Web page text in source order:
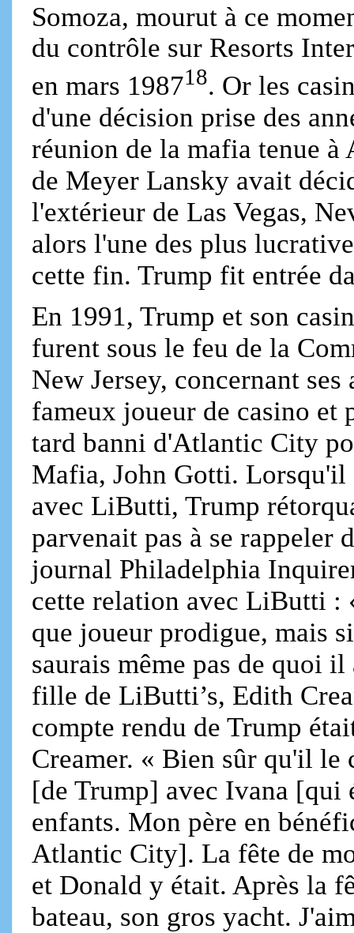
Somoza, mourut à ce
du contrôle sur Resorts
en mars 198718. Or les
d'une décision prise des
réunion de la mafia tenue
de Meyer Lansky avait
l'extérieur de Las Vegas,
alors l'une des plus
cette fin. Trump fit entrée
En 1991, Trump et son
furent sous le feu de la
New Jersey, concernant
fameux joueur de casino et
tard banni d'Atlantic City
Mafia, John Gotti. Lorsqu'il
avec LiButti, Trump
parvenait pas à se rappeler
journal Philadelphia
cette relation avec LiButti :
que joueur prodigue, mais
saurais même pas de quoi
fille de LiButti’s, Edith
compte rendu de Trump
Creamer. « Bien sûr qu'il
[de Trump] avec Ivana [qui
enfants. Mon père en
Atlantic City]. La fête de
et Donald y était. Après la
bateau, son gros yacht.